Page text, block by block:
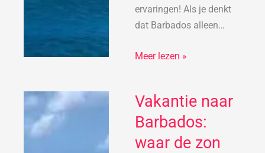
ervaringen! Als je denkt
dat Barbados alleen…
Meer lezen »
Vakantie naar
Barbados:
waar de zon
Vakantie
naar
Barbados:
waar